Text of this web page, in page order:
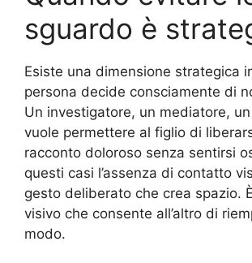
sguardo è
Esiste una dimensione strategica
persona decide consciamente di
Un investigatore, un mediatore,
vuole permettere al figlio di
racconto doloroso senza sentirsi
questi casi l’assenza di contatto
gesto deliberato che crea spazio.
visivo che consente all’altro di
modo.